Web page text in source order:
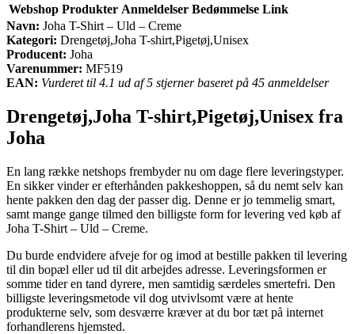
Webshop Produkter Anmeldelser Bedømmelse Link
Navn: Joha T-Shirt – Uld – Creme
Kategori: Drengetøj,Joha T-shirt,Pigetøj,Unisex
Producent: Joha
Varenummer: MF519
EAN: Vurderet til 4.1 ud af 5 stjerner baseret på 45 anmeldelser
Drengetøj,Joha T-shirt,Pigetøj,Unisex fra
Joha
En lang række netshops frembyder nu om dage flere leveringstyper.
En sikker vinder er efterhånden pakkeshoppen, så du nemt selv kan
hente pakken den dag der passer dig. Denne er jo temmelig smart,
samt mange gange tilmed den billigste form for levering ved køb af
Joha T-Shirt – Uld – Creme.
Du burde endvidere afveje for og imod at bestille pakken til levering
til din bopæl eller ud til dit arbejdes adresse. Leveringsformen er
somme tider en tand dyrere, men samtidig særdeles smertefri. Den
billigste leveringsmetode vil dog utvivlsomt være at hente
produkterne selv, som desværre kræver at du bor tæt på internet
forhandlerens hjemsted.